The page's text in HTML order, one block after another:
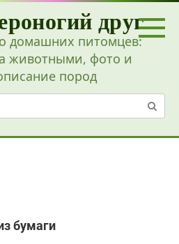
друг
домашних питомцев:
животными, фото и
пород
бумаги